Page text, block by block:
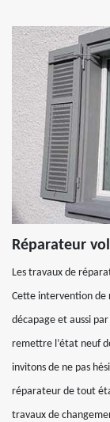
Réparateur
Les travaux de
Cette intervention de
décapage et aussi
remettre l’état neuf
invitons de ne pas
réparateur de tout
travaux de